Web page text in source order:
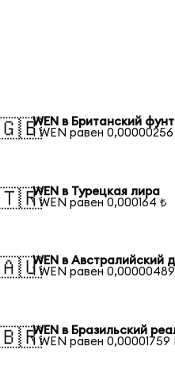
WEN в Британский
1 WEN равен 0,00000256
WEN в Турецкая лира
1 WEN равен 0,000164 ₺
WEN в Австралийский
1 WEN равен
WEN в Бразильский
1 WEN равен 0,00001759